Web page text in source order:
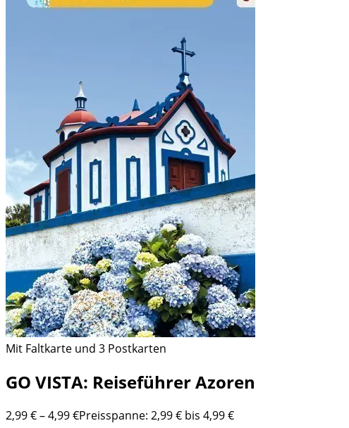
Mit Faltkarte und 3 Postkarten
GO VISTA: Reiseführer Azoren
2,99€–4,99€Preisspanne: 2,99 € bis 4,99 €